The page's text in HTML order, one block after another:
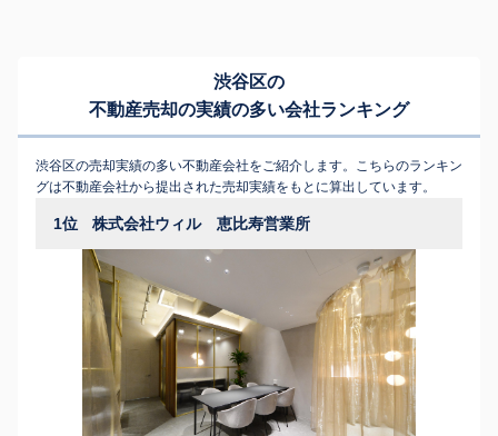
渋谷区の
不動産売却の実績の多い会社ランキング
渋谷区の売却実績の多い不動産会社をご紹介します。こちらのランキン
グは不動産会社から提出された売却実績をもとに算出しています。
1位 株式会社ウィル 恵比寿営業所